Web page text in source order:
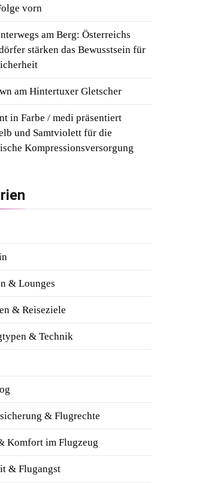
vorn
am Berg: Österreichs
stärken das Bewusstsein für
am Hintertuxer Gletscher
in Farbe / medi präsentiert
und Samtviolett für die
Kompressionsversorgung
& Lounges
& Reiseziele
& Technik
& Flugrechte
Komfort im Flugzeug
& Flugangst